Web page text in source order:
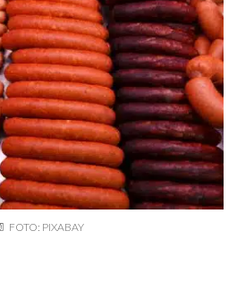
FOTO: PIXABAY